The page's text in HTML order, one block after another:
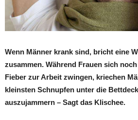
Wenn Männer krank sind, bricht eine
zusammen. Während Frauen sich
Fieber zur Arbeit zwingen, kriechen
kleinsten Schnupfen unter die
auszujammern – Sagt das Klischee.